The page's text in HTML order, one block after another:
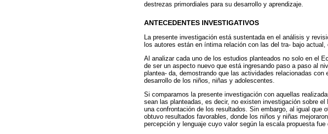
destrezas primordiales para su desarrollo y aprendizaje.
ANTECEDENTES INVESTIGATIVOS
La presente investigación está sustentada en el análisis y
los autores están en íntima relación con las del tra- bajo
Al analizar cada uno de los estudios planteados no solo en el
de ser un aspecto nuevo que está ingresando paso a paso al
plantea- da, demostrando que las actividades relacionadas
desarrollo de los niños, niñas y adolescentes.
Si comparamos la presente investigación con aquellas
sean las planteadas, es decir, no existen investigación sobre
una confrontación de los resultados. Sin embargo, al igual
obtuvo resultados favorables, donde los niños y niñas
percepción y lenguaje cuyo valor según la escala propuesta fue